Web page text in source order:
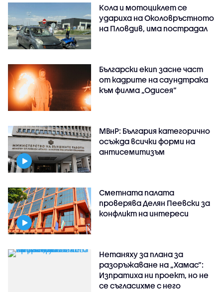
Кола и мотоциклет се
удариха на Околовръстното
на Пловдив, има пострадал
Български екип засне част
от кадрите на саундтрака
към филма „Одисея“
МВнР: България категорично
осъжда всички форми на
антисемитизъм
Сметната палата
проверява Делян Пеевски за
конфликт на интереси
Нетаняху за плана за
разоръжаване на „Хамас“:
Изпратиха ни проект, но не
се съгласихме с него